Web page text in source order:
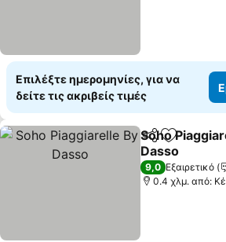
Επιλέξτε ημερομηνίες, για να
δείτε τις ακριβείς τιμές
Κοινοποίηση
Soho
Dasso
9,0 Εξαιρετικό
0.4 χλμ. από: